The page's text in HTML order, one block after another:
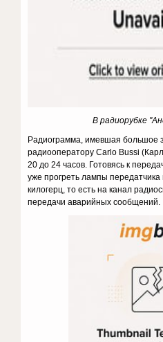
В радиорубке
Радиограмма, имевшая большое
радиооператору Carlo Bussi
20 до 24 часов. Готовясь к
уже прогреть лампы передатчика
килогерц, то есть на канал
передачи аварийных сообщений.